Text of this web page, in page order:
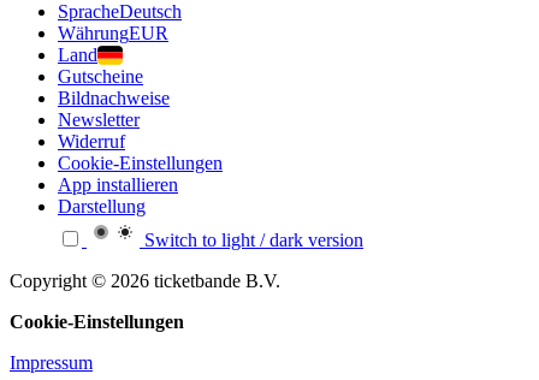
SpracheDeutsch
WährungEUR
Land
Gutscheine
Bildnachweise
Newsletter
Widerruf
Cookie-Einstellungen
App installieren
Darstellung
Switch to light / dark version
Copyright © 2026 ticketbande B.V.
Cookie-Einstellungen
Impressum